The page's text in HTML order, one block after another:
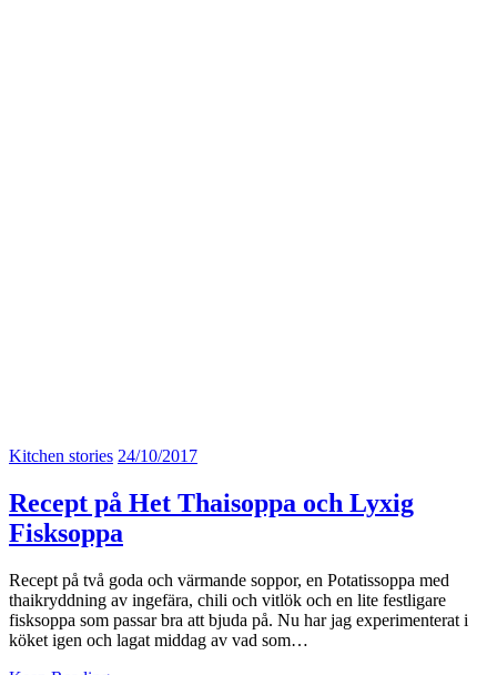
Kitchen stories 24/10/2017
Recept på Het Thaisoppa och Lyxig
Fisksoppa
Recept på två goda och värmande soppor, en Potatissoppa med
thaikryddning av ingefära, chili och vitlök och en lite festligare
fisksoppa som passar bra att bjuda på. Nu har jag experimenterat i
köket igen och lagat middag av vad som…